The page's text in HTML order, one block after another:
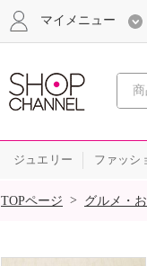
マイメニュー
ジュエリー ファッシ
SALE
TOPページ > グルメ・